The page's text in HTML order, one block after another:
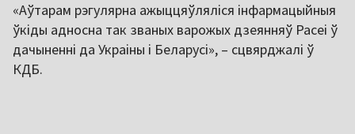
«Аўтарам рэгулярна ажыццяўляліся інфармацыйныя
ўкіды адносна так званых варожых дзеянняў Расеі ў
дачыненні да Украіны і Беларусі», – сцвярджалі ў
КДБ.